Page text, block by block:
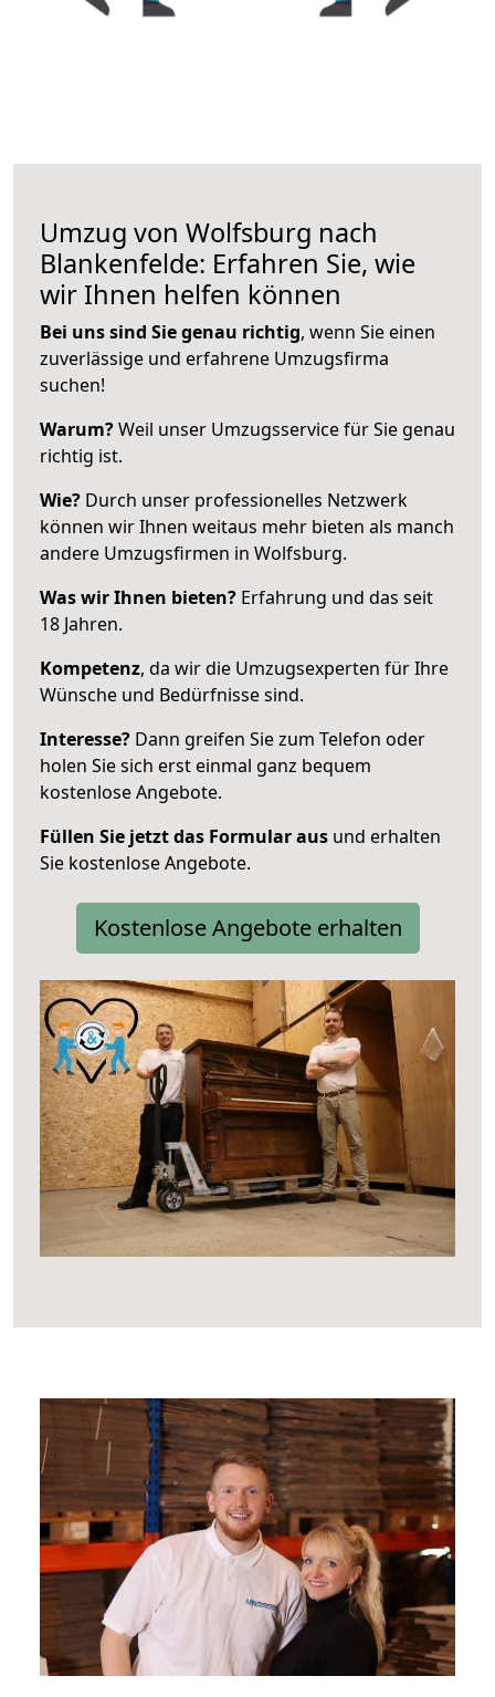
Umzug von Wolfsburg nach
Blankenfelde: Erfahren Sie, wie
wir Ihnen helfen können
Bei uns sind Sie genau richtig, wenn Sie einen
zuverlässige und erfahrene Umzugsfirma
suchen!
Warum?Weil unser Umzugsservice für Sie genau
richtig ist.
Wie? Durch unser professionelles Netzwerk
können wir Ihnen weitaus mehr bieten als manch
andere Umzugsfirmen in Wolfsburg.
Was wir Ihnen bieten? Erfahrung und das seit
18 Jahren.
Kompetenz, da wir die Umzugsexperten für Ihre
Wünsche und Bedürfnisse sind.
Interesse? Dann greifen Sie zum Telefon oder
holen Sie sich erst einmal ganz bequem
kostenlose Angebote.
Füllen Sie jetzt das Formular aus und erhalten
Sie kostenlose Angebote.
Kostenlose Angebote erhalten